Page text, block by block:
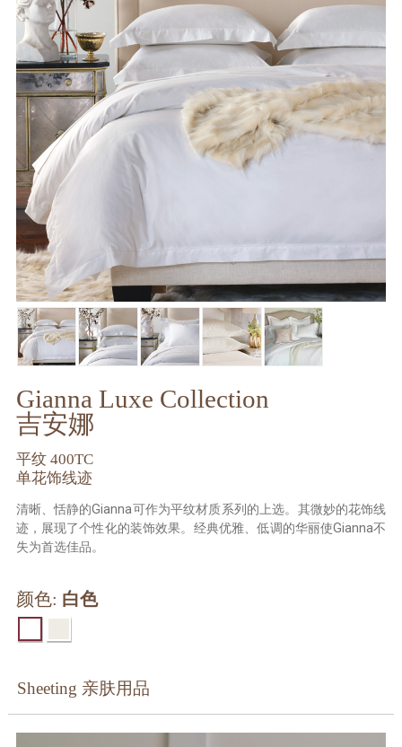
Gianna Luxe Collection
吉安娜
平纹 400TC
单花饰线迹
清晰、恬静的Gianna可作为平纹材质系列的上选。其微妙的花饰线
迹，展现了个性化的装饰效果。经典优雅、低调的华丽使Gianna不
失为首选佳品。
颜色: 白色
Sheeting 亲肤用品